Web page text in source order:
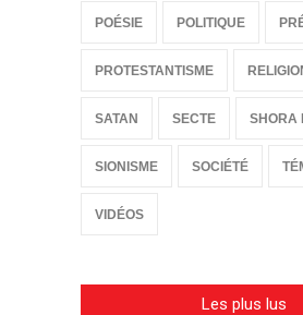
POÉSIE POLITIQUE
PROTESTANTISME
SATAN SECTE SHORA
SIONISME SOCIÉTÉ
VIDÉOS
Les plus lus